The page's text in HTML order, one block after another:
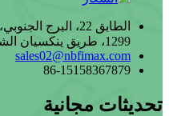
الطابق 22، البرج
1299، طريق ينكسيان الشرقي، منطقة يينزهو، نينغبو، الصين
sales02@nbfimax.com
86-15158367879
تحديثات مجانية